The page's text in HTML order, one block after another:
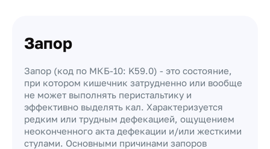
Запор
Запор (код по МКБ-10: K59.0) - это состояние,
при котором кишечник затрудненно или вообще
не может выполнять перистальтику и
эффективно выделять кал. Характеризуется
редким или трудным дефекацией, ощущением
неоконченного акта дефекации и/или жесткими
стулами. Основными причинами запоров